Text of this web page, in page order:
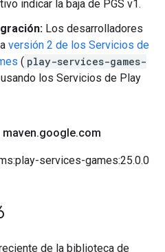
indicar la baja de PGS v1.
Los desarrolladores
versión 2 de los Servicios de
( play-services-games-
los Servicios de Play
.google.com
services-games:25.0.0
de la biblioteca de